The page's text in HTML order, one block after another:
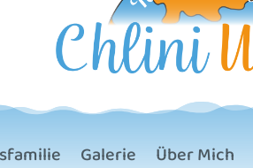
Galerie Über Mich